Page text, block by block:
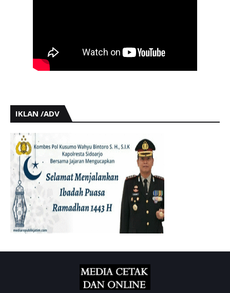
IKLAN /ADV